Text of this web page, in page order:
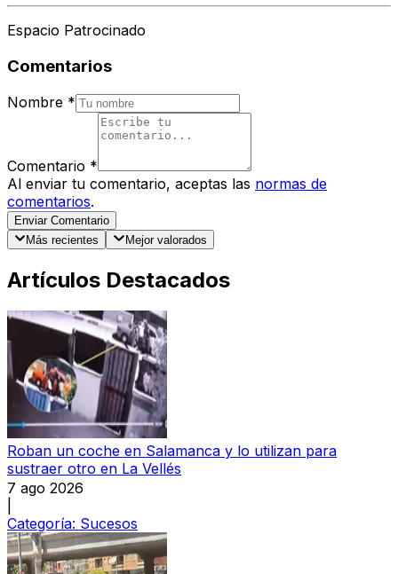
Espacio Patrocinado
Comentarios
Nombre *
Comentario *
Al enviar tu comentario, aceptas las normas de
comentarios.
Enviar Comentario
Más recientes
Mejor valorados
Artículos Destacados
Roban un coche en Salamanca y lo utilizan para
sustraer otro en La Vellés
7 ago 2026
Categoría: Sucesos